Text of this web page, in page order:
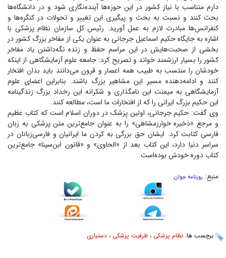
دارم متناسب با نیاز کشور در این حوزه‌ها آینده‌نگاری شود و در دانشگاه‌ها
بحث کنند و نسبت به بحث و پیگیری این تغییر و تحولات در کنگره‌ها و
کنفرانس‌ها مبادرت لازم به عمل آورید. رئیس کل سازمان نظام پزشکی با
اشاره به جایگاه حکیم اسماعیل جرجانی به عنوان یکی از مفاخر بزرگ کشور در
بخشی از صحبت‌هایش در این مراسم حفظ و زنده نگه‌داشتن یاد مفاخر
کشور را بسیار ارزشمند خواند و تصریح کرد: جامعه علوم آزمایشگاهی از اینکه
خودشان را منتسب به طبیب همه اعصار و قرون می‌دانند باید بدان افتخار
کنند و ادامه‌دهنده مسیر این مشاهیر بزرگ باشند. بنابراین اعضای علوم
آزمایشگاهی به میمنت این نامگذاری و شکرانه این رخداد بزرگ زندگینامه
این حکیم بزرگ ایرانی را که از افتخارات ما است، مطالعه کنند.
وی گفت: حکیم جرجانی، اولین پزشک در دوران اسلام است که کتاب عظیم
و مرجع «ذخیره خوارزمشاهی» را به عنوان جامع‌ترین متن پزشکی به زبان
فارسی کتابت کرد. ایشان حق بزرگی به کردن ما ایرانیان و فارسی‌زبانان در
سراسر دنیا دارد، این کتاب بعد از «الحاوی» و «قانون ابن‌سینا» جامع‌ترین
کتاب دوره خودش بوده‌است.
منبع: روزنامه جوان
برچسب ها: نظام پزشکی ، ظرفیت پزشکی ، دستیاری